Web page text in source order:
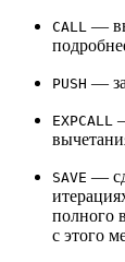
CALL —
PUSH —
EXPCALL
SAVE —
полного
с этого